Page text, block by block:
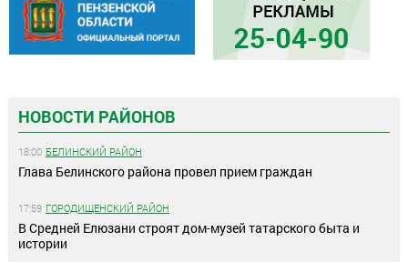
НОВОСТИ РАЙОНОВ
18:00 БЕЛИНСКИЙ РАЙОН
Глава Белинского района провел прием граждан
17:59 ГОРОДИЩЕНСКИЙ РАЙОН
В Средней Елюзани строят дом-музей татарского быта и
истории